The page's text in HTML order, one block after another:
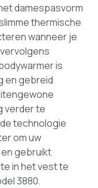
damespasvorm
thermische
wanneer je
is
en gebreid
verder te
technologie
om uw
gebruikt
in het vest te
3880.